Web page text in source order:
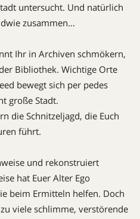
untersucht. Und natürlich
zusammen…
Ihr in Archiven schmökern,
Biblio­thek. Wichtige Orte
bewegt sich per pedes
große Stadt.
die Schnitzeljagd, die Euch
führt.
und rekonstruiert
hat Euer Alter Ego
beim Ermitteln helfen. Doch
viele schlimme, verstörende